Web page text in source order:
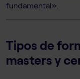
fundamental».
Tipos de
masters y